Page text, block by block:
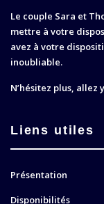
Le couple Sara et
mettre à votre
avez à votre
inoubliable.
N’hésitez plus, allez y
Liens utiles
Présentation
Disponibilités